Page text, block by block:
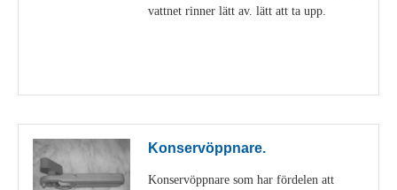
vattnet rinner lätt av. lätt att ta upp.
Konservöppnare.
Konservöppnare som har fördelen att